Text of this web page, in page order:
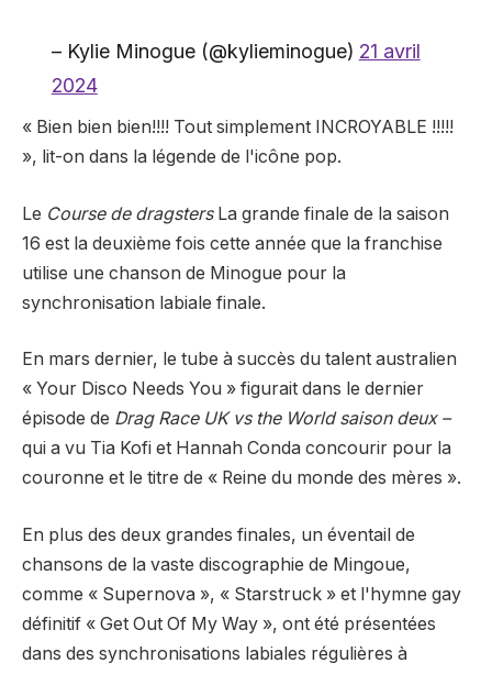
– Kylie Minogue (@kylieminogue) 21 avril
2024
« Bien bien bien!!!! Tout simplement INCROYABLE !!!!!
», lit-on dans la légende de l'icône pop.
Le Course de dragstersLa grande finale de la saison
16 est la deuxième fois cette année que la franchise
utilise une chanson de Minogue pour la
synchronisation labiale finale.
En mars dernier, le tube à succès du talent australien
« Your Disco Needs You » figurait dans le dernier
épisode de Drag Race UK vs the World saison deux –
qui a vu Tia Kofi et Hannah Conda concourir pour la
couronne et le titre de « Reine du monde des mères ».
En plus des deux grandes finales, un éventail de
chansons de la vaste discographie de Mingoue,
comme « Supernova », « Starstruck » et l'hymne gay
définitif « Get Out Of My Way », ont été présentées
dans des synchronisations labiales régulières à